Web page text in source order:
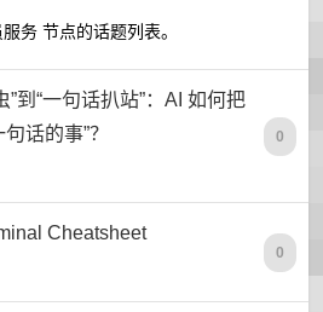
务 节点的话题列表。
”到“一句话扒站”：AI 如何把
话的事”？
0
Cheatsheet
0